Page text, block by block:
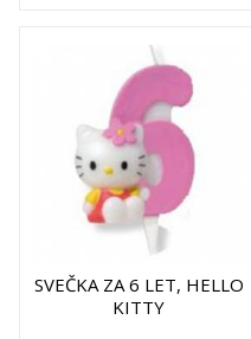
SVEČKA ZA 6 LET, HELLO
KITTY